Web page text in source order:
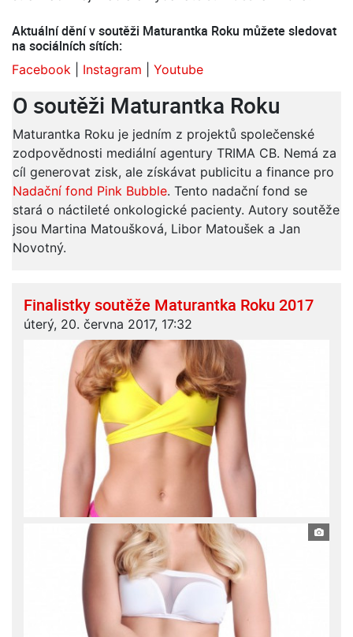
Aktuální dění v soutěži Maturantka Roku můžete sledovat
na sociálních sítích:
Facebook Instagram Youtube
O soutěži Maturantka Roku
Maturantka Roku je jedním z projektů společenské
zodpovědnosti mediální agentury TRIMA CB. Nemá za
cíl generovat zisk, ale získávat publicitu a finance pro
Nadační fond Pink Bubble. Tento nadační fond se
stará o náctileté onkologické pacienty. Autory soutěže
jsou Martina Matoušková, Libor Matoušek a Jan
Novotný.
Finalistky soutěže Maturantka Roku 2017
úterý, 20. června 2017, 17:32